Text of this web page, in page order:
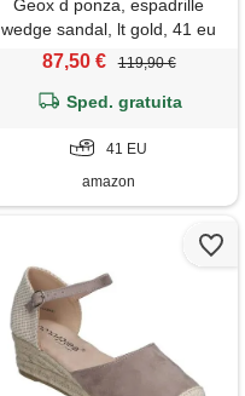
Geox d ponza, espadrille
wedge sandal, lt gold, 41 eu
87,50 € 119,90 €
Sped. gratuita
41 EU
amazon